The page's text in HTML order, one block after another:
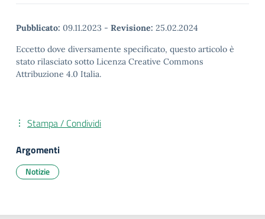
Pubblicato: 09.11.2023 - Revisione: 25.02.2024
Eccetto dove diversamente specificato, questo articolo è
stato rilasciato sotto Licenza Creative Commons
Attribuzione 4.0 Italia.
Stampa / Condividi
Argomenti
Notizie